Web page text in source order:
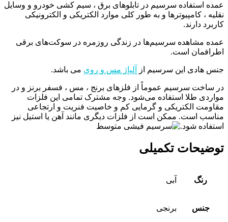
عمده استفاده سرسیم در تابلوهای برق ، سیم کشی خودرو و وسایل
نقلیه ، کامپیوترها و به طور کلی موارد الکتریکی و الکترونیکی
کاربرد دارند.
عمده مشاهده سرسیم‌ها در زندگی روزمره در سوکت‌های برقی
اطرافمان است.
جنس هادی این سرسیم از آلیاژ مس و روی می باشد.
در ساخت سرسیم عموماً از فلزهای برنج ، مس ، فسفر برنز و در
مواردی طلا استفاده می‌شود. وجه مشترک تمامی این فلزات
مقاومت الکتریکی و گرمایی کم و خاصیت فنریت و ارتجاعی
مناسب است. ممکن است از فلزات دیگری مانند آهن یا استیل نیز
استفاده شود.
توضیحات تکمیلی
رنگ آبی
جنس برنجی